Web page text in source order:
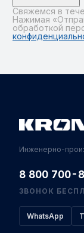
Свяжемся в
Нажимая
обработкой
Инженерно-
8 800 700-
ЗВОНОК
WhatsApp